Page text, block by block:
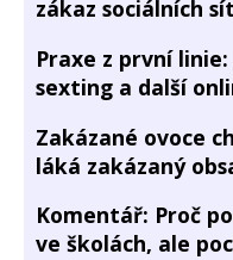
zákaz sociálních
Praxe z první
sexting a další
Zakázané ovoce
láká zakázaný
Komentář: Proč
ve školách, ale